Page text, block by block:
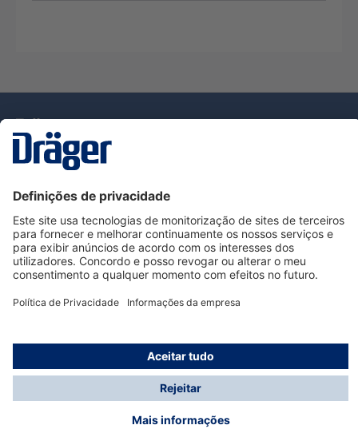
Serviço de Apoio ao Cliente Dräger
Utilização da loja
Informações
© Dräger Portugal, Lda, 2024
* Todos os preços excl. IVA mais
possíveis taxas de entrega, se não for indicado o